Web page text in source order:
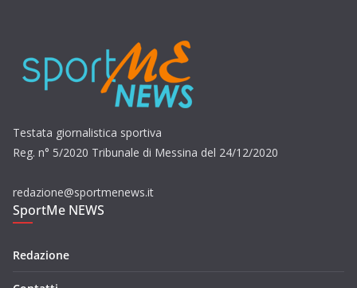
Testata giornalistica sportiva
Reg. n° 5/2020 Tribunale di Messina del 24/12/2020
redazione@sportmenews.it
SportMe NEWS
Redazione